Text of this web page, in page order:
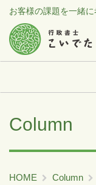
お客様の課題を一緒
Column
HOME Column